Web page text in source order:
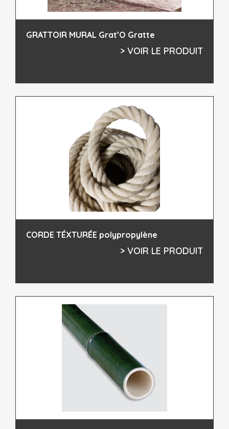
GRATTOIR MURAL Grat’O Gratte
> VOIR LE PRODUIT
CORDE TÉXTURÉE polypropylène
> VOIR LE PRODUIT